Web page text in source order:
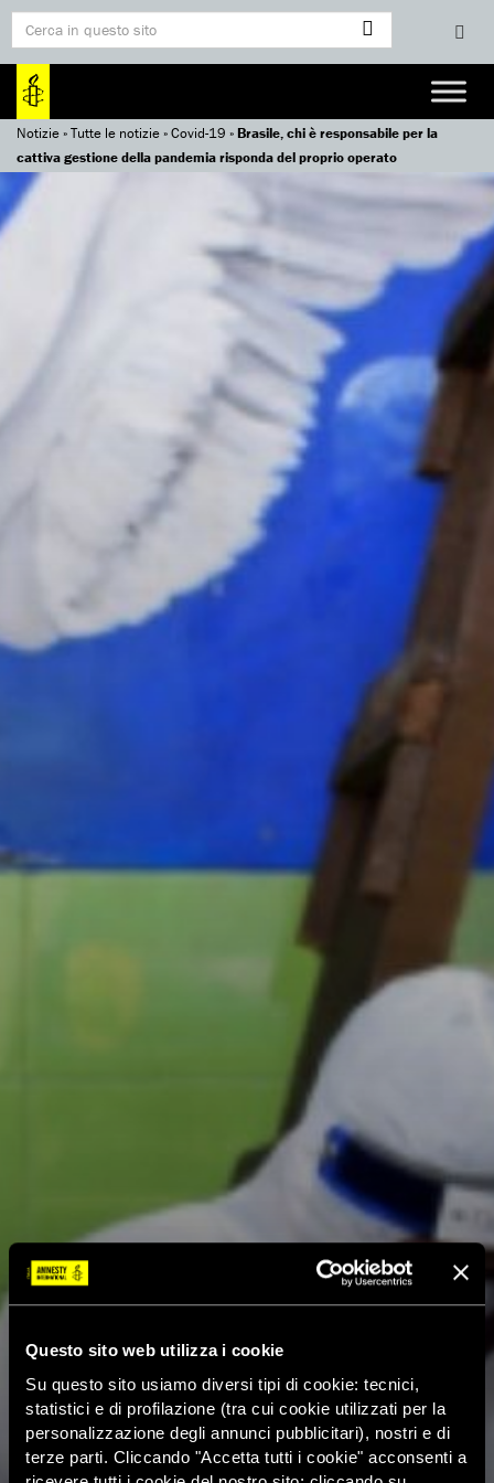
Questo sito web utilizza i cookie
Su questo sito usiamo diversi tipi di cookie: tecnici,
statistici e di profilazione (tra cui cookie utilizzati per la
personalizzazione degli annunci pubblicitari), nostri e di
terze parti. Cliccando "Accetta tutti i cookie" acconsenti a
Notizie»Tutte le notizie»Covid-19 »Brasile, chi è responsabile per la
cattiva gestione della pandemia risponda del proprio operato